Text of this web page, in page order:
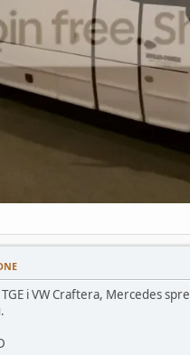
i VW Craftera, Mercedes